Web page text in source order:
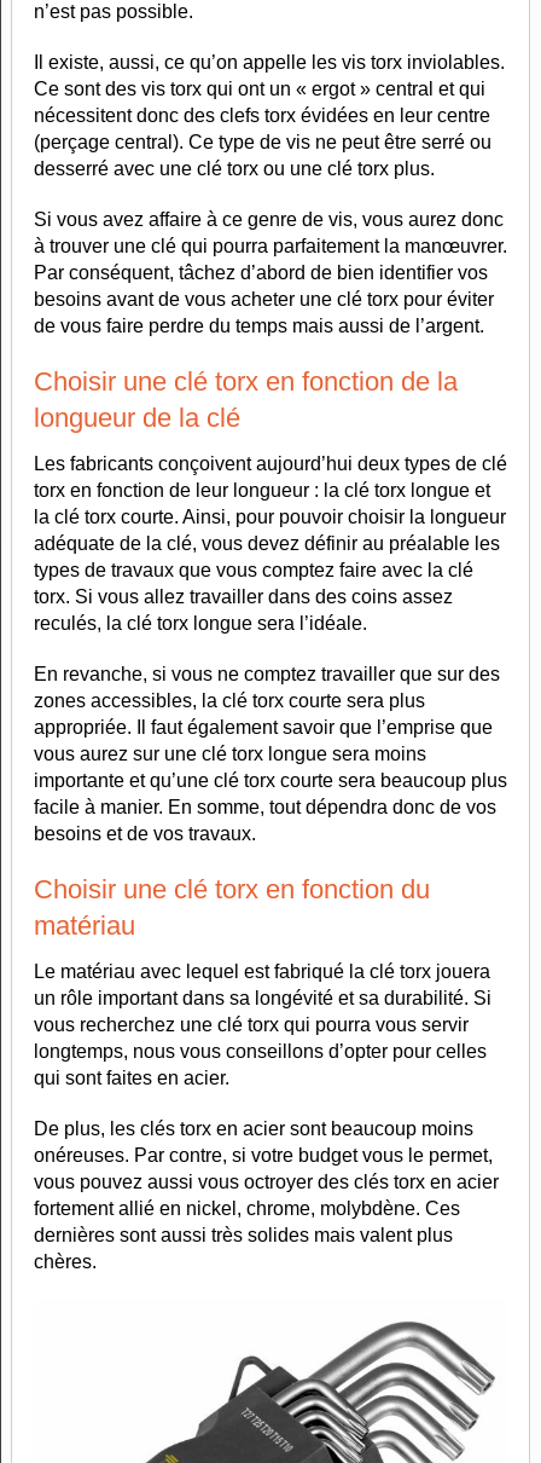
n’est pas possible.
Il existe, aussi, ce qu’on appelle les vis torx inviolables.
Ce sont des vis torx qui ont un « ergot » central et qui
nécessitent donc des clefs torx évidées en leur centre
(perçage central). Ce type de vis ne peut être serré ou
desserré avec une clé torx ou une clé torx plus.
Si vous avez affaire à ce genre de vis, vous aurez donc
à trouver une clé qui pourra parfaitement la manœuvrer.
Par conséquent, tâchez d’abord de bien identifier vos
besoins avant de vous acheter une clé torx pour éviter
de vous faire perdre du temps mais aussi de l’argent.
Choisir une clé torx en fonction de la
longueur de la clé
Les fabricants conçoivent aujourd’hui deux types de clé
torx en fonction de leur longueur : la clé torx longue et
la clé torx courte. Ainsi, pour pouvoir choisir la longueur
adéquate de la clé, vous devez définir au préalable les
types de travaux que vous comptez faire avec la clé
torx. Si vous allez travailler dans des coins assez
reculés, la clé torx longue sera l’idéale.
En revanche, si vous ne comptez travailler que sur des
zones accessibles, la clé torx courte sera plus
appropriée. Il faut également savoir que l’emprise que
vous aurez sur une clé torx longue sera moins
importante et qu’une clé torx courte sera beaucoup plus
facile à manier. En somme, tout dépendra donc de vos
besoins et de vos travaux.
Choisir une clé torx en fonction du
matériau
Le matériau avec lequel est fabriqué la clé torx jouera
un rôle important dans sa longévité et sa durabilité. Si
vous recherchez une clé torx qui pourra vous servir
longtemps, nous vous conseillons d’opter pour celles
qui sont faites en acier.
De plus, les clés torx en acier sont beaucoup moins
onéreuses. Par contre, si votre budget vous le permet,
vous pouvez aussi vous octroyer des clés torx en acier
fortement allié en nickel, chrome, molybdène. Ces
dernières sont aussi très solides mais valent plus
chères.